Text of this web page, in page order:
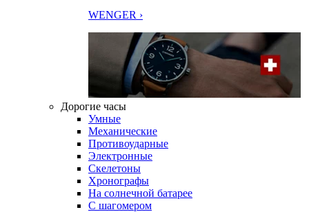
WENGER ›
Дорогие часы
Умные
Механические
Противоударные
Электронные
Скелетоны
Хронографы
На солнечной батарее
С шагомером